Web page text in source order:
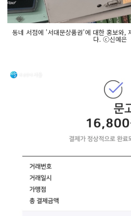
동네 서점에 '서대문상품권'에 대한 홍보와,
다. ⓒ신예은